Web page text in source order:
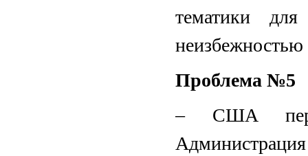
тематики для
неизбежностью
Проблема №5
– США